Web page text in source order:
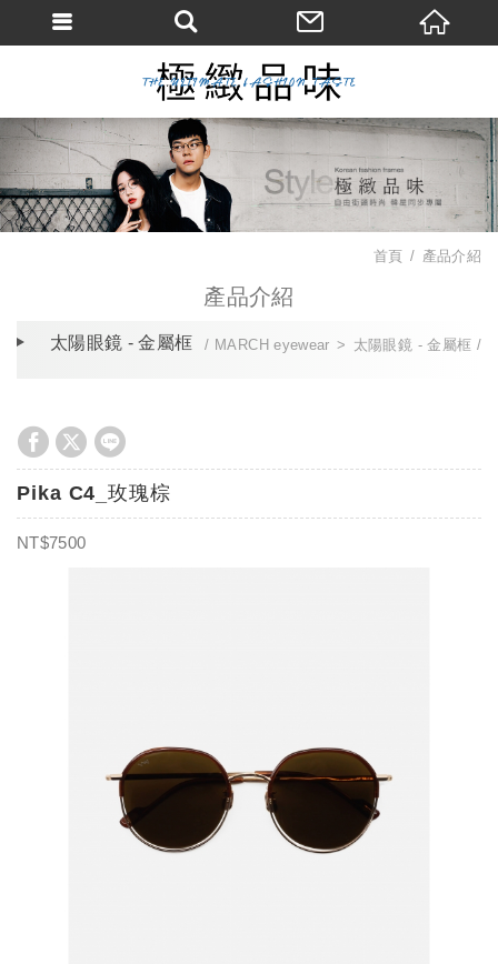
產品介紹
首頁 產品介紹
太陽眼鏡 - 金屬框 MARCH eyewear 太陽眼鏡 - 金屬框
Pika C4_玫瑰棕
NT$7500